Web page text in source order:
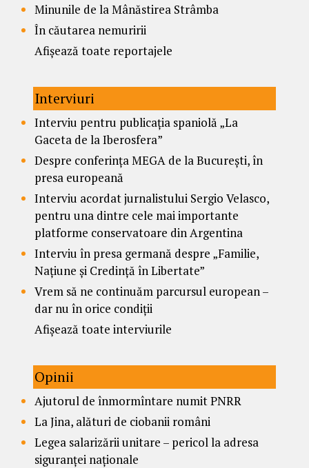
Minunile de la Mânăstirea Strâmba
În căutarea nemuririi
Afișează toate reportajele
Interviuri
Interviu pentru publicația spaniolă „La
Gaceta de la Iberosfera”
Despre conferința MEGA de la București, în
presa europeană
Interviu acordat jurnalistului Sergio Velasco,
pentru una dintre cele mai importante
platforme conservatoare din Argentina
Interviu în presa germană despre „Familie,
Națiune și Credință în Libertate”
Vrem să ne continuăm parcursul european –
dar nu în orice condiții
Afișează toate interviurile
Opinii
Ajutorul de înmormîntare numit PNRR
La Jina, alături de ciobanii români
Legea salarizării unitare – pericol la adresa
siguranței naționale